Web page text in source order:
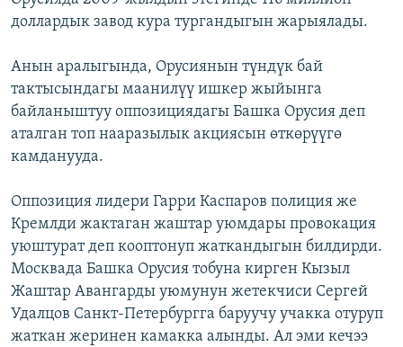
доллардык завод кура тургандыгын жарыялады.
Анын аралыгында, Орусиянын түндүк бай
тактысындагы маанилүү ишкер жыйынга
байланыштуу оппозициядагы Башка Орусия деп
аталган топ нааразылык акциясын өткөрүүгө
камданууда.
Оппозиция лидери Гарри Каспаров полиция же
Кремлди жактаган жаштар уюмдары провокация
уюштурат деп кооптонуп жаткандыгын билдирди.
Москвада Башка Орусия тобуна кирген Кызыл
Жаштар Авангарды уюмунун жетекчиси Сергей
Удалцов Санкт-Петербургга баруучу учакка отуруп
жаткан жеринен камакка алынды. Ал эми кечээ